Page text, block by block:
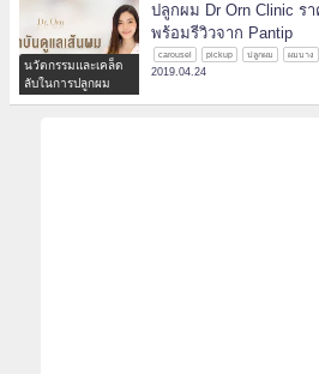
นวัตกรรมและเคล็ด
ลับในการปลูกผม
ปลูกผม Dr Orn Clinic ร
พร้อมรีวิวจาก Pantip
carousel pickup ปลูกผม ผมบาง
2019.04.24